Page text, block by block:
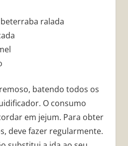
ralada
batendo todos os
O consumo
em jejum. Para obter
deve fazer regularmente.